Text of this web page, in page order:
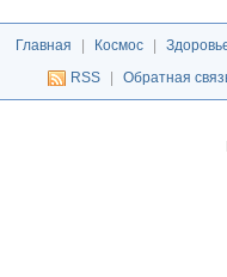
Главная | Космос |
RSS
| Обратная